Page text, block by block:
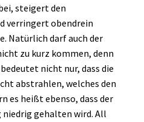
steigert den
verringert obendrein
Natürlich darf auch der
zu kurz kommen, denn
nicht nur, dass die
abstrahlen, welches den
es heißt ebenso, dass der
gehalten wird. All